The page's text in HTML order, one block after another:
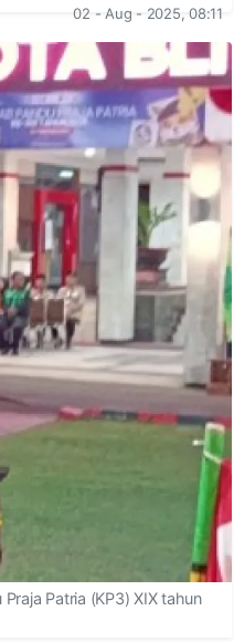
02 - Aug - 2025, 08:11
Patria (KP3) XIX tahun